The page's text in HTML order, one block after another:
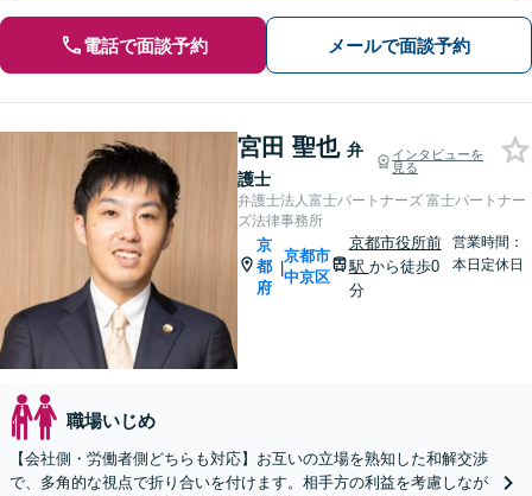
電話で面談予約 メールで面談予約
宮田 聖也 弁
護士
インタビューを
見る
弁護士法人富士パートナーズ 富士パートナー
ズ法律事務所
京
都
府
|
京都市
中京区
京都市役所前
駅 から徒歩0
分
営業時間：
本日定休日
職場いじめ
【会社側・労働者側どちらも対応】お互いの立場を熟知した和解交渉
で、多角的な視点で折り合いを付けます。相手方の利益を考慮しなが